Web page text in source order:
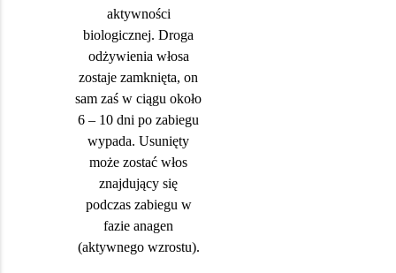
aktywności
biologicznej. Droga
odżywienia włosa
zostaje zamknięta, on
sam zaś w ciągu około
6 – 10 dni po zabiegu
wypada. Usunięty
może zostać włos
znajdujący się
podczas zabiegu w
fazie anagen
(aktywnego wzrostu).